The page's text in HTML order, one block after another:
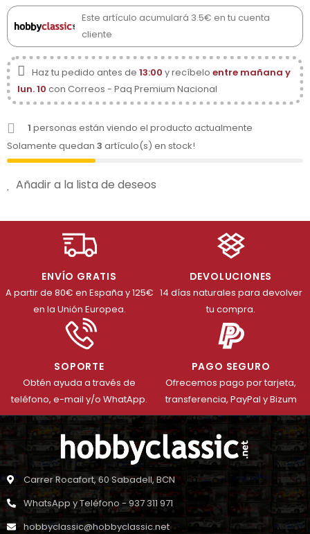
Este artículo acumulará 3.5€ en tu cuenta
cliente
Haz tu pedido antes de 13:00 y recíbelo entre mañana y
lun. 10 con Correos - Paq Premium Nacional
1 personas están viendo el producto actualmente
Solamente quedan 3 artículo(s) en stock!
Añadir a la lista de deseos
ENVÍO GRATIS
A partir de 80€ en España y 125€
en la Unión Europea.
DEVOLUCIONES
14 días naturales para devolver
tu compra.
SOPORTE
Obtén ayuda a través de
teléfono, e-mail y/o WhatApp.
PAGO SEGURO
Ofrecemos pago por tarjeta,
transferencia, PayPal y Bizum
Carrer Rocafort, 60 Sabadell, BCN
WhatsApp y Teléfono - 937 311 971
hobbyclassic@hobbyclassic.net